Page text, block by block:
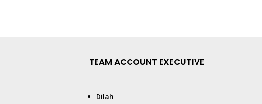
TEAM ACCOUNT EXECUTIVE
Dilah